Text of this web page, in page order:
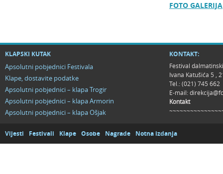
FOTO GALERIJA
KLAPSKI KUTAK
Apsolutni pobjednici Festivala
Klape, dostavite podatke
Apsolutni pobjednici – klapa Trogir
Apsolutni pobjednici – klapa Armorin
Apsolutni pobjednici – klapa Ošjak
KONTAKT:
Festival
Ivana Katušića 5 ,
Tel.: (021) 745 662
E-mail:
Kontakt
Vijesti Festivali Klape Osobe Nagrade Notna izdanja